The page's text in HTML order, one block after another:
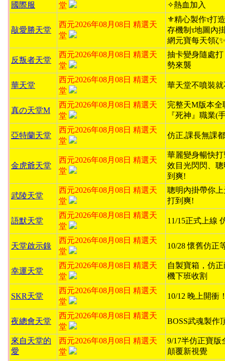
國際服
堂
✧熱血加入
敲愛勝天堂
西元2026年08月08日 精選天
堂
⚜️精心製作τ打
存機制τ地圖內
網元寶每天領ζ✨
反叛者天堂
西元2026年08月08日 精選天
堂
抽卡變身隨處
勢來襲
華天堂
西元2026年08月08日 精選天
堂
華天堂不噴裝
真の天堂M
西元2026年08月08日 精選天
堂
完整天M版本全
『死神』職業(
亞特蘭天堂
西元2026年08月08日 精選天
堂
仿正,課長無課
金虎爺天堂
西元2026年08月08日 精選天
堂
華麗變身暢快
效目光閃閃、
到爽!
武陵天堂
西元2026年08月08日 精選天
堂
聰明內掛帶你
打到爽!
語默天堂
西元2026年08月08日 精選天
堂
11/15正式上線
天堂啟示錄
西元2026年08月08日 精選天
堂
10/28 懷舊仿正
幸運天堂
西元2026年08月08日 精選天
堂
自製寶箱，仿
機下班收割
SKR天堂
西元2026年08月08日 精選天
堂
10/12 晚上開衝
夜總會天堂
西元2026年08月08日 精選天
堂
BOSS武魂製作
來自天堂的
愛
西元2026年08月08日 精選天
堂
9/17半仿正寶版
顛覆新視覺